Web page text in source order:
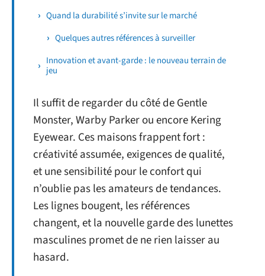
Quand la durabilité s’invite sur le marché
Quelques autres références à surveiller
Innovation et avant-garde : le nouveau terrain de
jeu
Il suffit de regarder du côté de Gentle
Monster, Warby Parker ou encore Kering
Eyewear. Ces maisons frappent fort :
créativité assumée, exigences de qualité,
et une sensibilité pour le confort qui
n’oublie pas les amateurs de tendances.
Les lignes bougent, les références
changent, et la nouvelle garde des lunettes
masculines promet de ne rien laisser au
hasard.